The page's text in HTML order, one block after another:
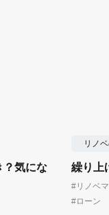
？気にな
リノ
繰り上
#リノベ
#ローン